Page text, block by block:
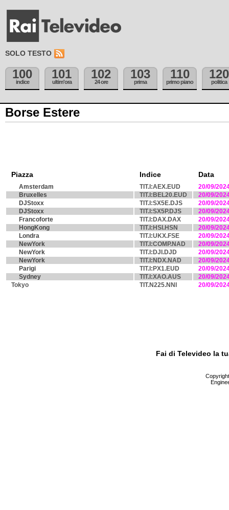
SOLO TESTO
100
indice
101
ultim'ora
102
24 ore
103
prima
110
primo piano
120
politica
Borse Estere
Piazza Indice Data
Amsterdam TIT.I:AEX.EUD
20/09/
Bruxelles
TIT.I:BEL20.EUD
20/09/
DJStoxx
TIT.I:SX5E.DJS
20/09/
DJStoxx
TIT.I:SX5P.DJS
20/09/
Francoforte
TIT.I:DAX.DAX
20/09/
HongKong
TIT.I:HSI.HSN
20/09/
Londra
TIT.I:UKX.FSE
20/09/
NewYork
TIT.I:COMP.NAD
20/09/
NewYork
TIT.I:DJI.DJD
20/09/
NewYork
TIT.I:NDX.NAD
20/09/
Parigi
TIT.I:PX1.EUD
20/09/
Sydney
TIT.I:XAO.AUS
20/09/
Tokyo
TIT.N225.NNI 20/09/
Fai di Televideo la